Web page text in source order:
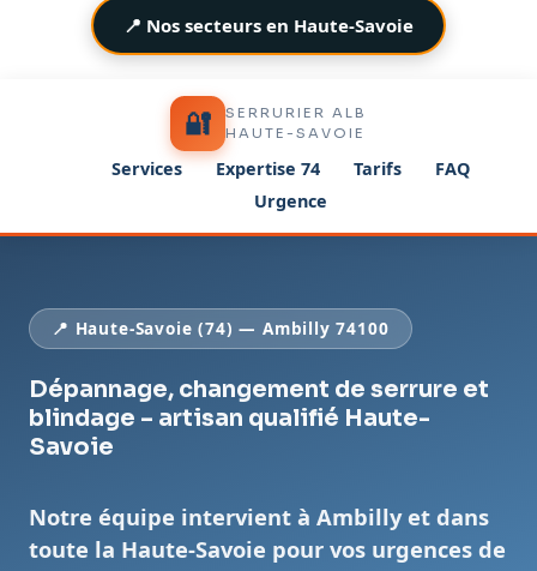
📍 Nos secteurs en Haute-Savoie
🔐
SERRURIER ALB
HAUTE-SAVOIE
Services Expertise 74 Tarifs
FAQ
Urgence
📍 Haute-Savoie (74) — Ambilly 74100
Dépannage, changement de serrure et
blindage – artisan qualifié Haute-
Savoie
Notre équipe intervient à Ambilly et dans
toute la Haute-Savoie pour vos urgences de